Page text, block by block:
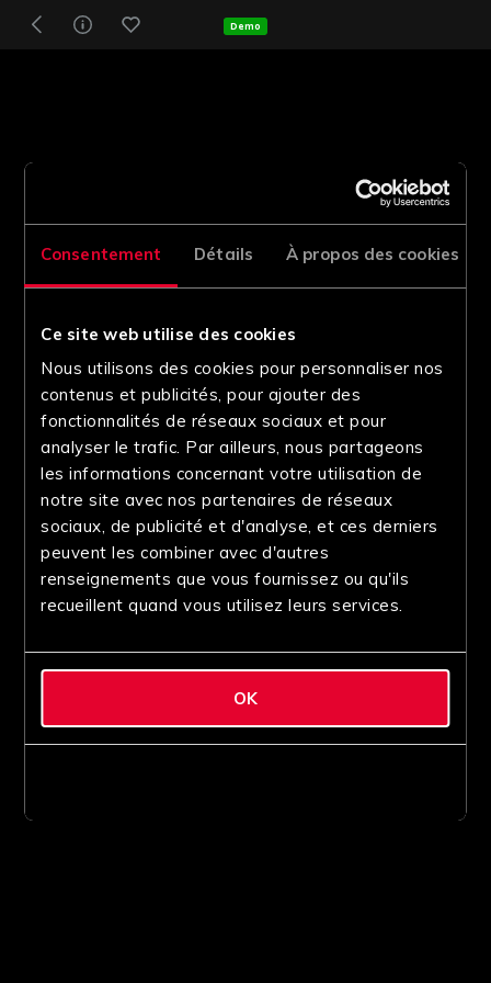
Consentement Détails À propos des cookies
Ce site web utilise des cookies
Nous utilisons des cookies pour personnaliser nos
contenus et publicités, pour ajouter des
fonctionnalités de réseaux sociaux et pour
analyser le trafic. Par ailleurs, nous partageons
les informations concernant votre utilisation de
notre site avec nos partenaires de réseaux
sociaux, de publicité et d'analyse, et ces derniers
peuvent les combiner avec d'autres
renseignements que vous fournissez ou qu'ils
recueillent quand vous utilisez leurs services.
OK
Demo